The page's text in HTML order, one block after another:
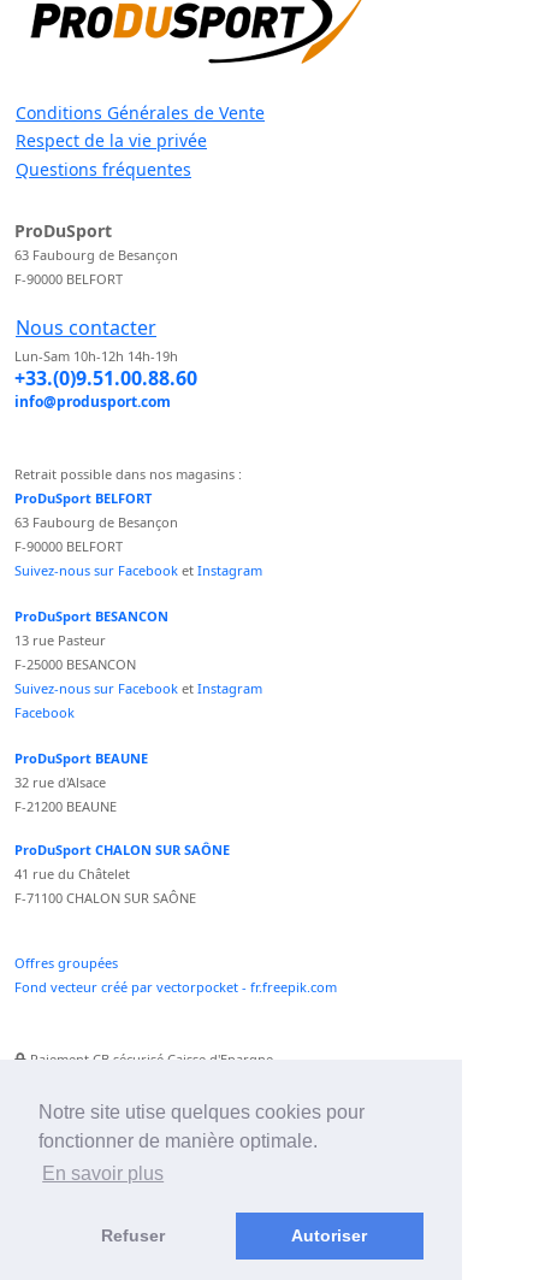
Notre site utise quelques cookies pour
fonctionner de manière optimale.
En savoir plus
Refuser Autoriser
Conditions Générales de Vente
Respect de la vie privée
Questions fréquentes
ProDuSport
63 Faubourg de Besançon
F-90000 BELFORT
Nous contacter
Lun-Sam 10h-12h 14h-19h
+33.(0)9.51.00.88.60
info@produsport.com
Retrait possible dans nos magasins :
ProDuSport BELFORT
63 Faubourg de Besançon
F-90000 BELFORT
Suivez-nous sur Facebook et Instagram
ProDuSport BESANCON
13 rue Pasteur
F-25000 BESANCON
Suivez-nous sur Facebook et Instagram
Facebook
ProDuSport BEAUNE
32 rue d'Alsace
F-21200 BEAUNE
ProDuSport CHALON SUR SAÔNE
41 rue du Châtelet
F-71100 CHALON SUR SAÔNE
Offres groupées
Fond vecteur créé par vectorpocket - fr.freepik.com
Paiement CB sécurisé Caisse d'Epargne
Paiement Paypal accepté